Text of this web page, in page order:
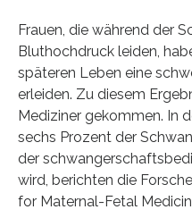
Frauen, die während der
Bluthochdruck leiden,
späteren Leben eine
erleiden. Zu diesem
Mediziner gekommen. In
sechs Prozent der
der
wird, berichten die
for Maternal-Fetal